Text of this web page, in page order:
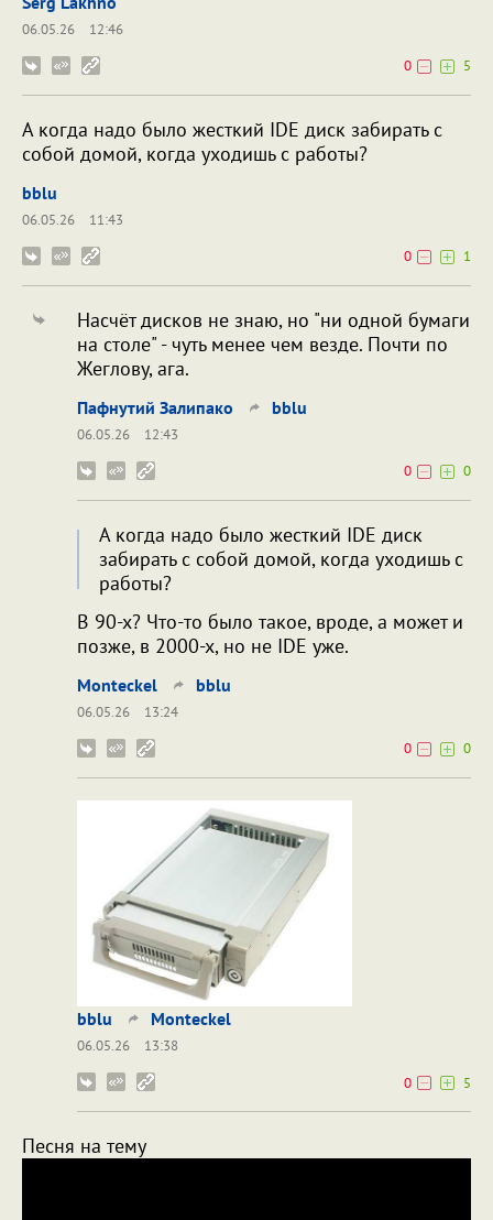
06.05.26
12:46
0
5
А когда надо было жесткий IDE диск забирать с
собой домой, когда уходишь с работы?
bblu
06.05.26
11:43
0
1
Насчёт дисков не знаю, но "ни одной бумаги
на столе" - чуть менее чем везде. Почти по
Жеглову, ага.
Пафнутий Залипако bblu
06.05.26
12:43
0
0
А когда надо было жесткий IDE диск
забирать с собой домой, когда уходишь с
работы?
В 90-х? Что-то было такое, вроде, а может и
позже, в 2000-х, но не IDE уже.
Monteckel bblu
06.05.26
13:24
0
0
bblu Monteckel
06.05.26
13:38
0
5
Песня на тему